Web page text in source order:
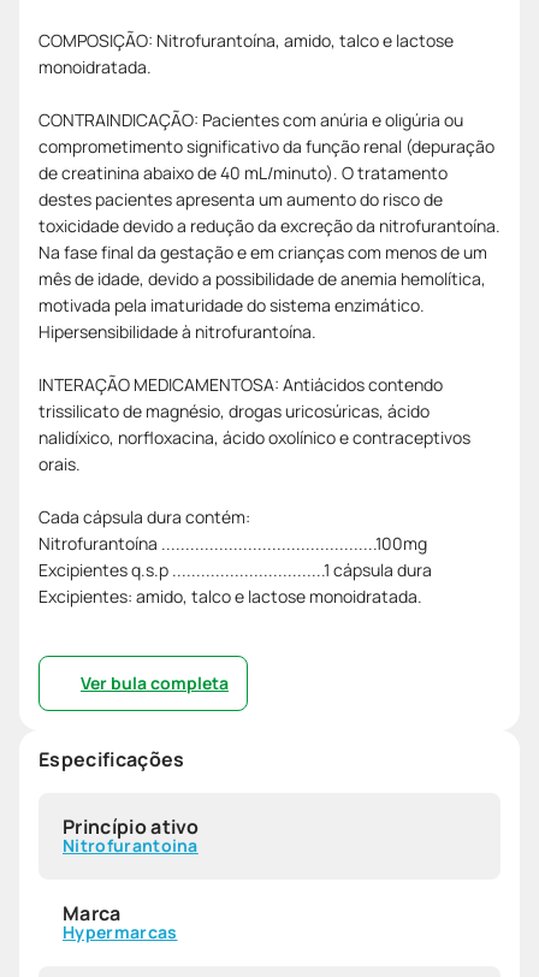
COMPOSIÇÃO: Nitrofurantoína, amido, talco e lactose
monoidratada.
CONTRAINDICAÇÃO: Pacientes com anúria e oligúria ou
comprometimento significativo da função renal (depuração
de creatinina abaixo de 40 mL/minuto). O tratamento
destes pacientes apresenta um aumento do risco de
toxicidade devido a redução da excreção da nitrofurantoína.
Na fase final da gestação e em crianças com menos de um
mês de idade, devido a possibilidade de anemia hemolítica,
motivada pela imaturidade do sistema enzimático.
Hipersensibilidade à nitrofurantoína.
INTERAÇÃO MEDICAMENTOSA: Antiácidos contendo
trissilicato de magnésio, drogas uricosúricas, ácido
nalidíxico, norfloxacina, ácido oxolínico e contraceptivos
orais.
Cada cápsula dura contém:
Nitrofurantoína .............................................100mg
Excipientes q.s.p ................................1 cápsula dura
Excipientes: amido, talco e lactose monoidratada.
Ver bula completa
Especificações
Princípio ativo
Nitrofurantoina
Marca
Hypermarcas